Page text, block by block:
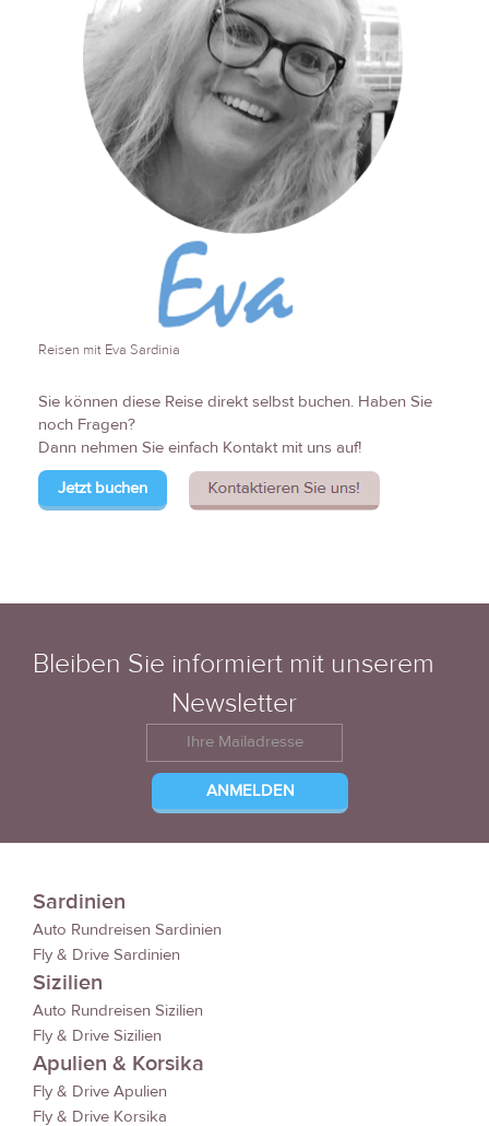
Reisen mit Eva Sardinia
Sie können diese Reise direkt selbst buchen. Haben Sie
noch Fragen?
Dann nehmen Sie einfach Kontakt mit uns auf!
Jetzt buchen
Bleiben Sie informiert mit unserem
Newsletter
Sardinien
Auto Rundreisen Sardinien
Fly & Drive Sardinien
Sizilien
Auto Rundreisen Sizilien
Fly & Drive Sizilien
Apulien & Korsika
Fly & Drive Apulien
Fly & Drive Korsika